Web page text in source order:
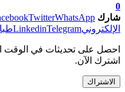
0
شارك
TwitterWhatsApp
الإلكتروني
LinkedinTelegram
احصل على تحديثات في الوقت
اشترك الآن.
الاشتراك